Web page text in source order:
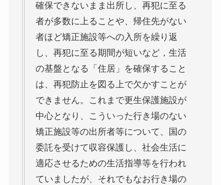
確保できないまま出所し、再犯に至る
者が多数に上ることや、帰住先がない
者ほど矯正施設等への入所を繰り返
し、再犯に至る期間が短いなど，生活
の基盤となる「住居」を確保すること
は、再犯防止を図る上で欠かすことが
できません。これまで更生保護施設が
中心となり、こういった行き場のない
矯正施設等の出所者等について、国の
委託を受けて収容保護し、社会生活に
適応させるための生活指導等を行われ
ていましたが、それでもなお行き場の